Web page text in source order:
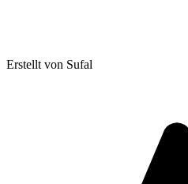
Erstellt von Sufal